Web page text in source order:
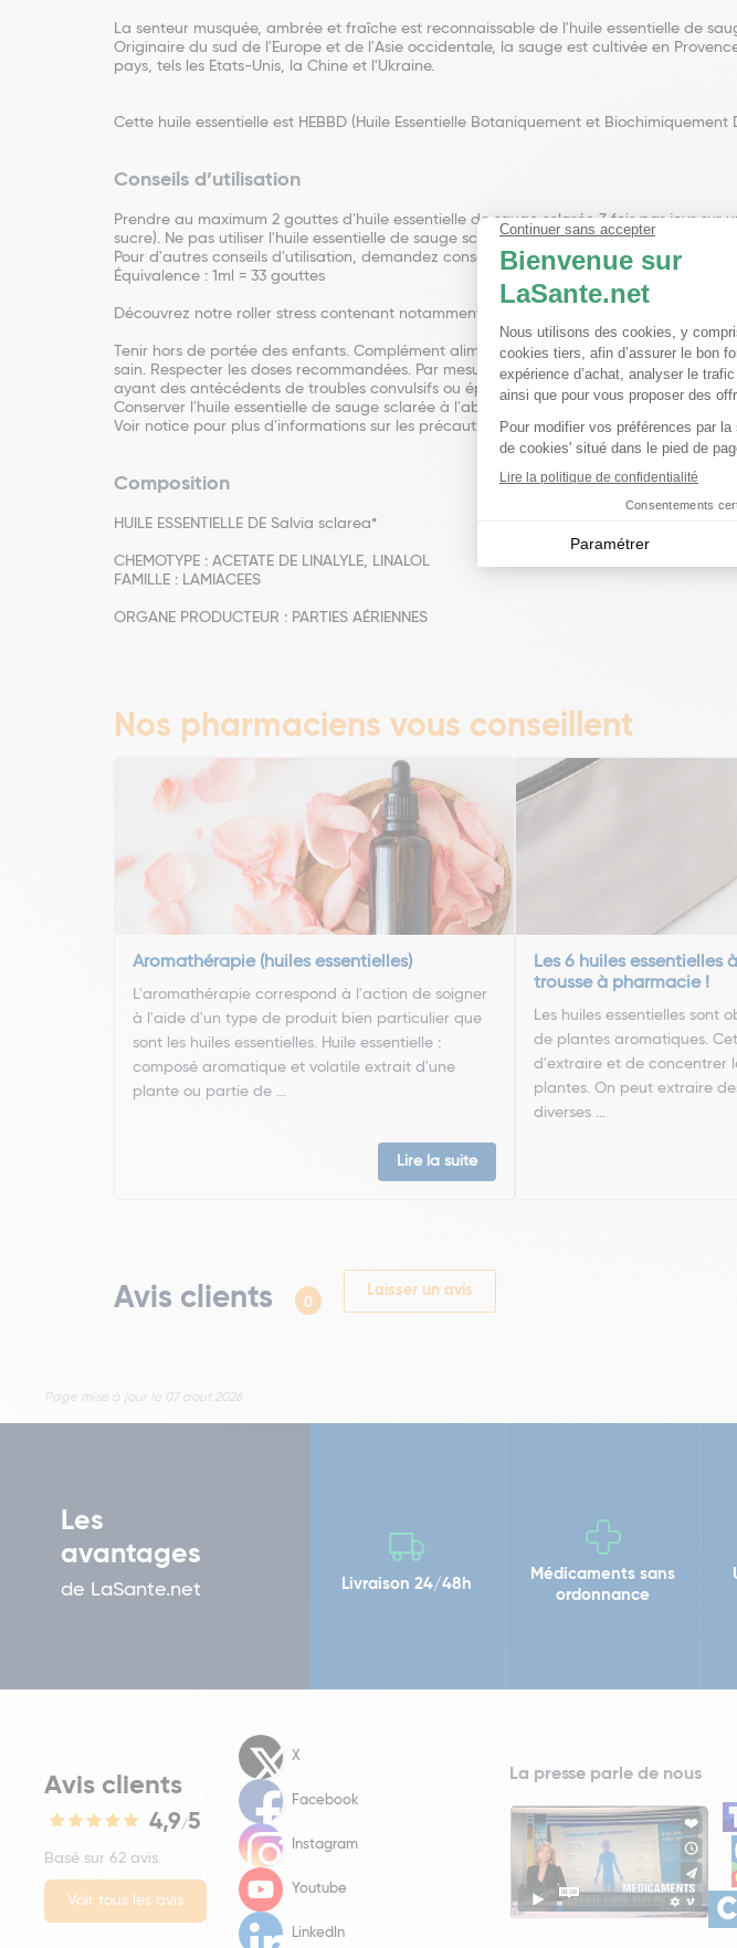
La senteur musquée, ambrée et fraîche est reconnaissable de l'huile essentielle de
Originaire du sud de l'Europe et de l'Asie occidentale, la sauge est cultivée en
pays, tels les Etats-Unis, la Chine et l'Ukraine.
Cette huile essentielle est HEBBD (Huile Essentielle Botaniquement et Biochimiquement
Conseils d’utilisation
Prendre au maximum 2 gouttes d'huile essentielle de sauge sclarée 3 fois par jour
sucre). Ne pas utiliser l'huile essentielle de sauge sclarée pure sans support, ni
Pour d'autres conseils d'utilisation, demandez conseil à votre pharmacien.
Équivalence : 1ml = 33 gouttes
Découvrez notre roller stress contenant notamment de l'huile essentielle de sauge
Tenir hors de portée des enfants. Complément alimentaire. L'huile essentielle de
sain. Respecter les doses recommandées. Par mesure de précaution, ne pas utiliser
ayant des antécédents de troubles convulsifs ou épileptiques et chez les personnes
Conserver l'huile essentielle de sauge sclarée à l'abri de la lumière, de l'air et de la
Voir notice pour plus d'informations sur les précautions d'emploi de cette référence.
Composition
HUILE ESSENTIELLE DE Salvia sclarea*
CHEMOTYPE : ACETATE DE LINALYLE, LINALOL
FAMILLE : LAMIACEES
ORGANE PRODUCTEUR : PARTIES AÉRIENNES
Nos pharmaciens vous conseillent
Aromathérapie (huiles essentielles)
L'aromathérapie correspond à l'action de soigner
à l'aide d'un type de produit bien particulier que
sont les huiles essentielles. Huile essentielle :
composé aromatique et volatile extrait d'une
plante ou partie de ...
Lire la suite
Les 6 huiles essentielles
trousse à pharmacie !
Les huiles essentielles sont
de plantes aromatiques.
d'extraire et de concentrer
plantes. On peut extraire
diverses ...
Avis clients 0
Laisser un avis
Page mise à jour le 07 aout 2026
Les
avantages
de LaSante.net Livraison 24/48h
Médicaments sans
ordonnance
Avis clients
4,9/5
Basé sur 62 avis.
Voir tous les avis
X
Facebook
Instagram
Youtube
LinkedIn
La presse parle de nous